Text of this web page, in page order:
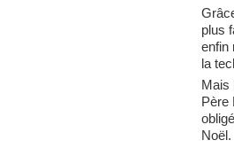
plus
enfin
la
Mais
Père
Noël.